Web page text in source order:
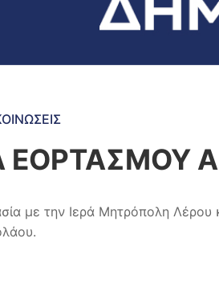
με την Ιερά Μητρόπολη Λέρου